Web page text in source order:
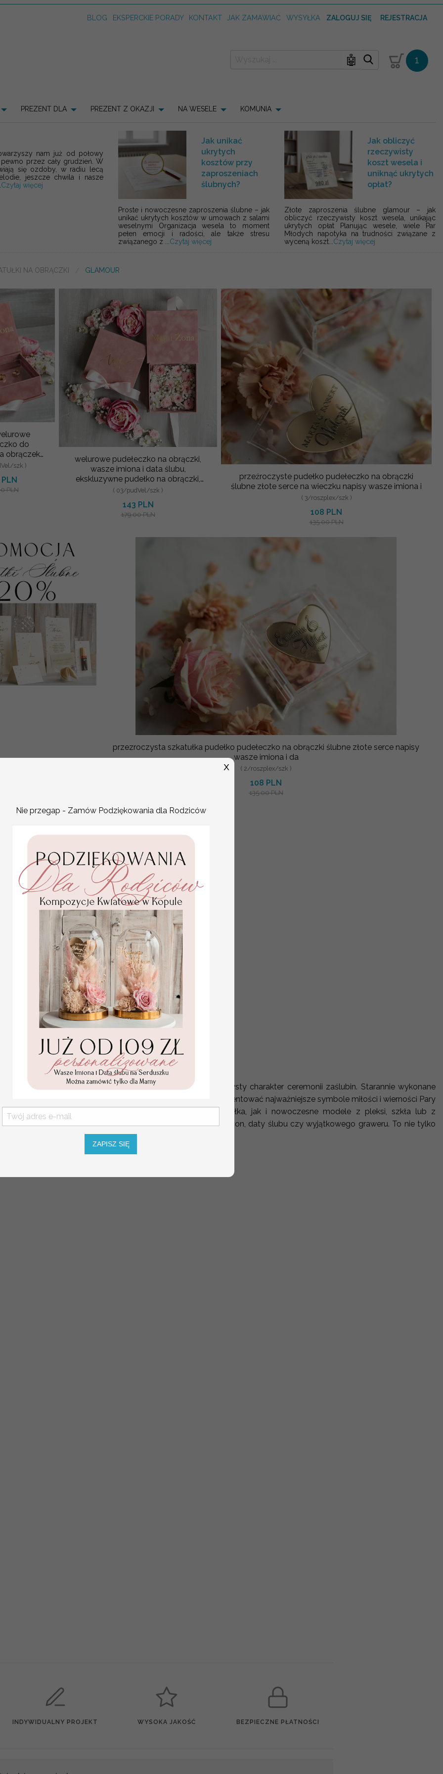
BLOG EKSPERCKIE PORADY KONTAKT JAK ZAMAWIAĆ WYSYŁKA ZALOGUJ SIĘ REJESTRACJA
🤖 1
PREZENT DLA PREZENT Z OKAZJI NA WESELE KOMUNIA
nam już od połowy
pewno przez cały grudzień. W
się ozdoby, w radiu lecą
jeszcze chwila i nasze
Czytaj więcej
Jak unikać
ukrytych
kosztów przy
zaproszeniach
ślubnych?
Proste i nowoczesne zaproszenia ślubne – jak
unikać ukrytych kosztów w umowach z salami
weselnymi Organizacja wesela to moment
pełen emocji i radości, ale także stresu
związanego z ... Czytaj więcej
Jak obliczyć
rzeczywisty
koszt wesela i
uniknąć ukrytych
opłat?
Złote zaproszenia ślubne glamour – jak
obliczyć rzeczywisty koszt wesela, unikając
ukrytych opłat Planując wesele, wiele Par
Młodych napotyka na trudności związane z
wyceną koszt... Czytaj więcej
NA OBRĄCZKI GLAMOUR
do
obrączek
imiona i
szk )
PLN
welurowe pudełeczko na obrączki,
wasze imiona i data ślubu,
ekskluzywne pudełko na obrączki,
welurow
( 03/pudVel/szk )
143 PLN
179.00 PLN
przeźroczyste pudełko pudełeczko na obrączki
ślubne złote serce na wieczku napisy wasze imiona i
( 3/roszplex/szk )
108 PLN
135.00 PLN
przezroczysta szkatułka pudełko pudełeczko na obrączki ślubne złote serce napisy
wasze imiona i da
( 2/roszplex/szk )
108 PLN
135.00 PLN
na obrączki
wasze imiona i data idealne na
gl
( 1/roszplex/szk )
108 PLN
135.00 PLN
<<
ślubne to wyjątkowy dodatek, który podkreśla uroczysty charakter ceremonii zaślubin. Starannie wykonane
lub pudełka na obrączki pozwalają w elegancki sposób zaprezentować najważniejsze symbole miłości i wierności Pary
ofercie znajdziesz zarówno klasyczne drewniane pudełka, jak i nowoczesne modele z pleksi, szkła lub z
które można spersonalizować poprzez dodanie imion, daty ślubu czy wyjątkowego graweru. To nie tylko
ceremonii, ale także piękna pamiątka na długie lata.
INDYWIDUALNY PROJEKT WYSOKA JAKOŚĆ BEZPIECZNE PŁATNOŚCI
Nie przegap - Zamów Podziękowania dla Rodziców
ZAPISZ SIĘ
X